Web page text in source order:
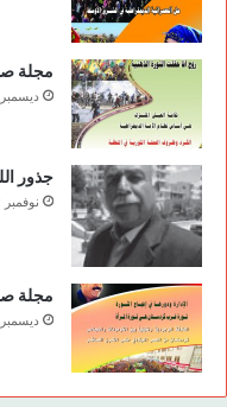
مجلة
ديسمبر 15, 2018
جذور
نوفمبر 22, 2018
مجلة
ديسمبر 15, 2018